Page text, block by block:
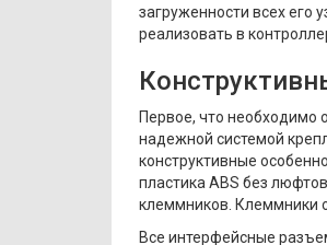
загруженности всех его
реализовать в
Первое, что необходимо
надежной системой
конструктивные
пластика ABS без
клеммников. Клеммники
Все интерфейсные